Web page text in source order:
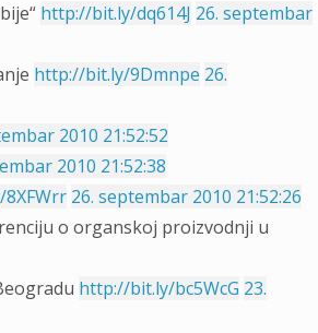
http://bit.ly/dq614J 26. septembar
http://bit.ly/9Dmnpe 26.
2010 21:52:52
2010 21:52:38
26. septembar 2010 21:52:26
o organskoj proizvodnji u
http://bit.ly/bc5WcG 23.